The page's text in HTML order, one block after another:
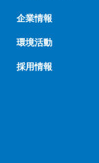
企業情報
環境活動
採用情報